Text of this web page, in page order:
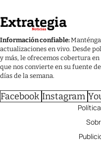
Información confiable:
actualizaciones en vivo. Desde
y más, le ofrecemos cobertura
que nos convierte en su fuente
días de la semana.
Facebook Instagram